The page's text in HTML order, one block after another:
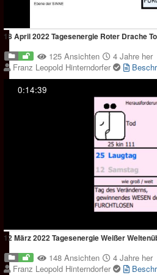
18 April 2022 Tagesenergie Roter Drache
125 Ansichten
4 Jahre her
Franz Leopold Hinterndorfer
0:14:39
12 März 2022 Tagesenergie Weißer
148 Ansichten
4 Jahre her
Franz Leopold Hinterndorfer